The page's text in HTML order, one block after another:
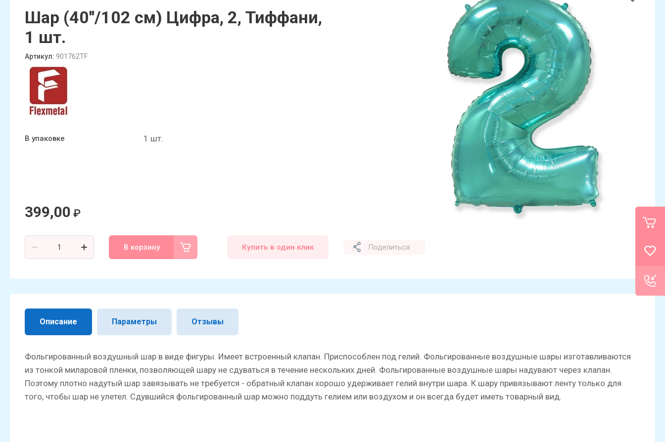
Шар (40''/102 см) Цифра, 2, Тиффани,
1 шт.
Артикул: 901762TF
В упаковке 1 шт.
399,00 ₽
В корзину Купить в один клик Поделиться:
Описание Параметры Отзывы
Фольгированный воздушный шар в виде фигуры. Имеет встроенный клапан. Приспособлен под гелий. Фольгированные воздушные шары изготавливаются
из тонкой миларовой пленки, позволяющей шару не сдуваться в течение нескольких дней. Фольгированные воздушные шары надувают через клапан.
Поэтому плотно надутый шар завязывать не требуется - обратный клапан хорошо удерживает гелий внутри шара. К шару привязывают ленту только для
того, чтобы шар не улетел. Сдувшийся фольгированный шар можно поддуть гелием или воздухом и он всегда будет иметь товарный вид.